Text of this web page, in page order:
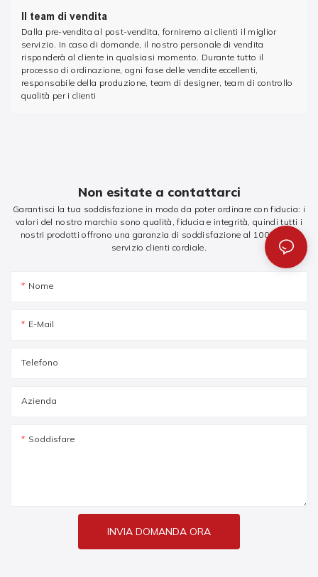
Il team di vendita
Dalla pre-vendita al post-vendita, forniremo ai clienti il ​​miglior
servizio. In caso di domande, il nostro personale di vendita
risponderà al cliente in qualsiasi momento. Durante tutto il
processo di ordinazione, ogni fase delle vendite eccellenti,
responsabile della produzione, team di designer, team di controllo
qualità per i clienti
Non esitate a contattarci
Garantisci la tua soddisfazione in modo da poter ordinare con fiducia: i
valori del nostro marchio sono qualità, fiducia e integrità, quindi tutti i
nostri prodotti offrono una garanzia di soddisfazione al 100% e un
servizio clienti cordiale.
Nome
E-Mail
Telefono
Azienda
Soddisfare
INVIA DOMANDA ORA